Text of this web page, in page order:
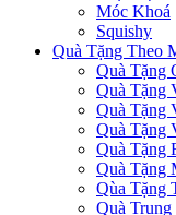
Móc Khoá
Squishy
Quà Tặng Theo
Quà Tặng
Quà Tặng
Quà Tặng
Quà Tặng
Quà Tặng
Quà Tặng
Qùa Tặng
Quà Trung